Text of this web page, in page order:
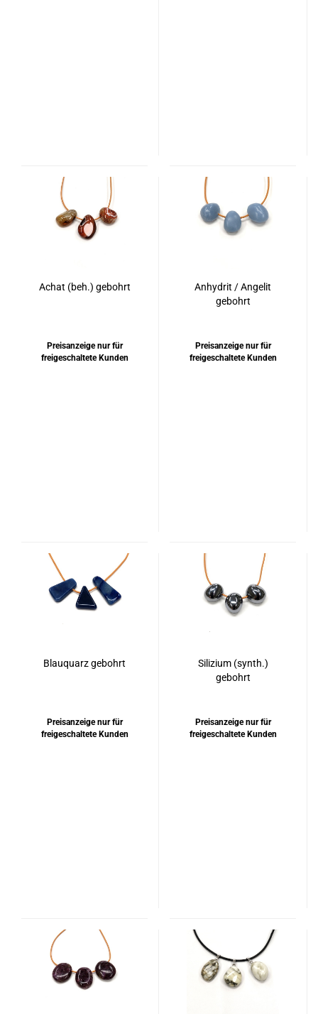
Achat (beh.) gebohrt
Preisanzeige nur für
freigeschaltete Kunden
Anhydrit / Angelit
gebohrt
Preisanzeige nur für
freigeschaltete Kunden
Blauquarz gebohrt
Preisanzeige nur für
freigeschaltete Kunden
Silizium (synth.)
gebohrt
Preisanzeige nur für
freigeschaltete Kunden